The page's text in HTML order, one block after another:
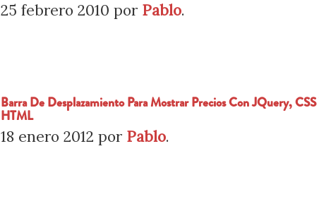
25 febrero 2010 por Pablo.
Barra De Desplazamiento Para Mostrar Precios Con JQuery,
HTML
18 enero 2012 por Pablo.